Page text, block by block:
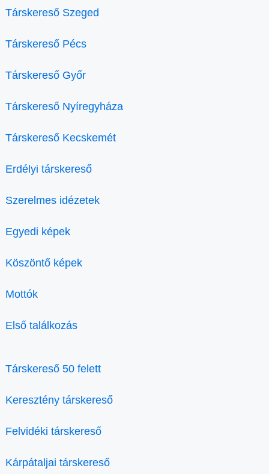
Társkereső Szeged
Társkereső Pécs
Társkereső Győr
Társkereső Nyíregyháza
Társkereső Kecskemét
Erdélyi társkereső
Szerelmes idézetek
Egyedi képek
Köszöntő képek
Mottók
Első találkozás
Társkereső 50 felett
Keresztény társkereső
Felvidéki társkereső
Kárpátaljai társkereső